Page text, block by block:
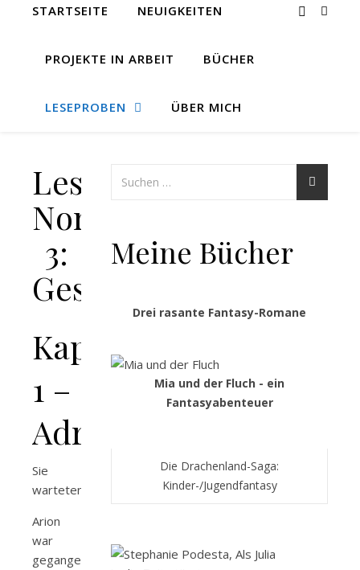
STARTSEITE NEUIGKEITEN
PROJEKTE IN ARBEIT BÜCHER
LESEPROBEN ÜBER MICH
Leseprobe
Norland
3:
Gestrandet
Kapitel
1 –
Adreana
Sie
warteten.
Arion
war
gegangen,
Meine Bücher
Drei rasante Fantasy-Romane
Mia und der Fluch - ein
Fantasyabenteuer
Die Drachenland-Saga:
Kinder-/Jugendfantasy